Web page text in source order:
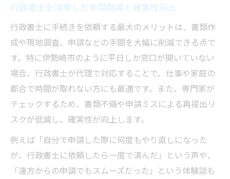
行政書士を活用した手間削減と確実性向上
行政書士に手続きを依頼する最大のメリットは、書類作
成や現地調査、申請などの手間を大幅に削減できる点で
す。特に伊勢崎市のように平日しか窓口が開いていない
場合、行政書士が代理で対応することで、仕事や家庭の
都合で時間が取れない方にも最適です。また、専門家が
チェックするため、書類不備や申請ミスによる再提出リ
スクが低減し、確実性が向上します。
例えば「自分で申請した際に何度もやり直しになった
が、行政書士に依頼したら一度で済んだ」という声や、
「遠方からの申請でもスムーズだった」という体験談も